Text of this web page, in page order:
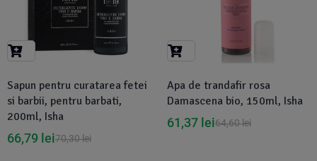
Sapun pentru curatarea fetei
si barbii, pentru barbati,
200ml, Isha
70,30lei
66,79 lei
Apa de trandafir rosa
Damascena bio, 150ml, Isha
64,60lei
61,37 lei